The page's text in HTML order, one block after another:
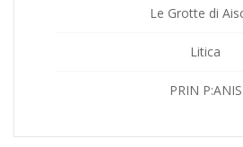
Le Grotte di
Litica
PRIN P:ANIS